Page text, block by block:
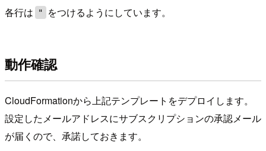
各行は " をつけるようにしています。
動作確認
CloudFormationから上記テンプレートをデプロイします。
設定したメールアドレスにサブスクリプションの承認メール
が届くので、承諾しておきます。